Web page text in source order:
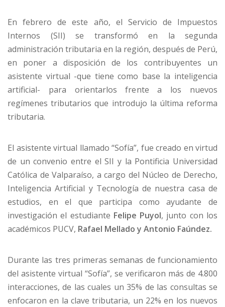
En febrero de este año, el Servicio de Impuestos
Internos (SII) se transformó en la segunda
administración tributaria en la región, después de Perú,
en poner a disposición de los contribuyentes un
asistente virtual -que tiene como base la inteligencia
artificial- para orientarlos frente a los nuevos
regímenes tributarios que introdujo la última reforma
tributaria.
El asistente virtual llamado “Sofía”, fue creado en virtud
de un convenio entre el SII y la Pontificia Universidad
Católica de Valparaíso, a cargo del Núcleo de Derecho,
Inteligencia Artificial y Tecnología de nuestra casa de
estudios, en el que participa como ayudante de
investigación el estudiante Felipe Puyol, junto con los
académicos PUCV, Rafael Mellado y Antonio Faúndez.
Durante las tres primeras semanas de funcionamiento
del asistente virtual “Sofía”, se verificaron más de 4.800
interacciones, de las cuales un 35% de las consultas se
enfocaron en la clave tributaria, un 22% en los nuevos